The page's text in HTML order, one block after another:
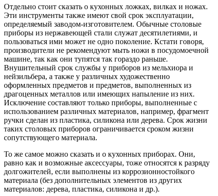
Отдельно стоит сказать о кухонных ложках, вилках и ножах.
Эти инструменты также имеют свой срок эксплуатации,
определяемый заводом-изготовителем. Обычные столовые
приборы из нержавеющей стали служат десятилетиями, и
пользоваться ими может не одно поколение. Кстати говоря,
производители не рекомендуют мыть ножи в посудомоечной
машине, так как они тупятся так гораздо раньше.
Внушительный срок службы у приборов из мельхиора и
нейзильбера, а также у различных художественно
оформленных предметов и предметов, выполненных из
драгоценных металлов или имеющих напыление из них.
Исключение составляют только приборы, выполненные с
использованием различных материалов, например, фрагмент
ручки сделан из пластика, силикона или дерева. Срок жизни
таких столовых приборов ограничивается сроком жизни
сопутствующего материала.
То же самое можно сказать и о кухонных приборах. Они,
равно как и возможные аксессуары, тоже относятся к разряду
долгожителей, если выполнены из коррозионностойкого
материала (без дополнительных элементов из других
материалов: дерева, пластика, силикона и др.).